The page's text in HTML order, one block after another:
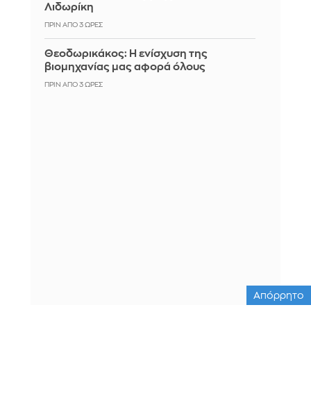
Λιδωρίκη
ΠΡΙΝ ΑΠΌ 3 ΏΡΕΣ
Θεοδωρικάκος: Η ενίσχυση της
βιομηχανίας μας αφορά όλους
ΠΡΙΝ ΑΠΌ 3 ΏΡΕΣ
Απόρρητο